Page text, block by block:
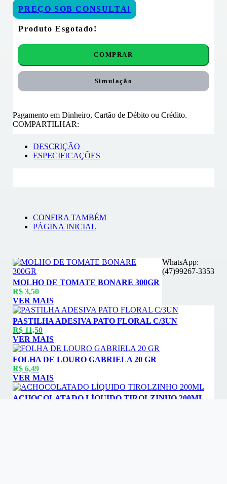
PREÇO SOB CONSULTA!
Produto Esgotado!
COMPRAR
Simulação
Pagamento em Dinheiro, Cartão de Débito ou Crédito.
COMPARTILHAR:
DESCRIÇÃO
ESPECIFICAÇÕES
CONFIRA TAMBÉM
PÁGINA INICIAL
WhatsApp:
(47)99267-3353
MOLHO DE TOMATE BONARE 300GR
R$ 3,50
VER MAIS
PASTILHA ADESIVA PATO FLORAL C/3UN
R$ 11,50
VER MAIS
FOLHA DE LOURO GABRIELA 20 GR
R$ 6,49
VER MAIS
ACHOCOLATADO LÍQUIDO TIROLZINHO 200ML